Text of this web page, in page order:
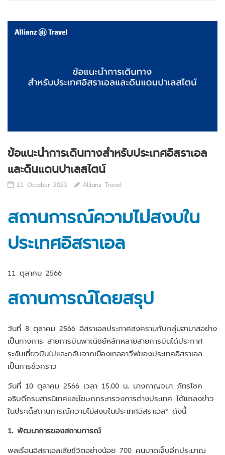
ข้อแนะนำการเดินทางสำหรับประเทศอิสราเอล
และดินแดนปาเลสไตน์
11 October 2023 Allianz Travel
สถานการณ์ความไม่สงบใน
ประเทศอิสราเอล
11 ตุลาคม 2566
สถานการณ์โดยสรุป
วันที่ 8 ตุลาคม 2566 อิสราเอลประกาศสงครามกับกลุ่มฮามาสอย่าง
เป็นทางการ สายการบินพาณิชย์หลักหลายสายการบินได้ประกาศ
ระงับเที่ยวบินไปและกลับจากเมืองเทลอาวีฟของประเทศอิสราเอล
เป็นการชั่วคราว
วันที่ 10 ตุลาคม 2566 เวลา 15.00 น. นางกาญจนา ภัทรโชค
อธิบดีกรมสารนิเทศและโฆษกกระทรวงการต่างประเทศ ได้แถลงข่าว
ในประเด็สถานการณ์ความไม่สงบในประเทศอิสราเอล* ดังนี้
1. พัฒนาการของสถานการณ์
พลเรือนอิสราเอลเสียชีวิตอย่างน้อย 700 คนบาดเจ็บอีกประมาณ